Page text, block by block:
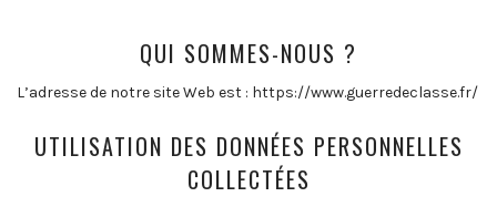
QUI SOMMES-NOUS ?
L’adresse de notre site Web est : https://www.guerredeclasse.fr/
UTILISATION DES DONNÉES PERSONNELLES
COLLECTÉES